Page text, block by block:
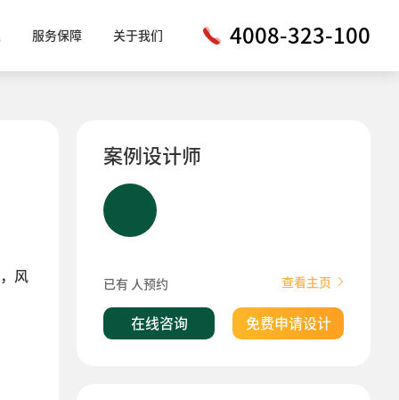
服务保障 关于我们 4008-323-100
风
案例设计师
已有 人预约 查看主页
在线咨询 免费申请设计